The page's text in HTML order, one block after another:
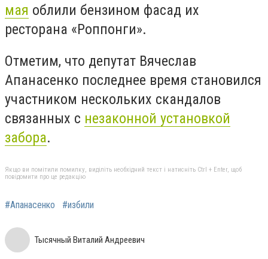
мая облили бензином фасад их
ресторана «Роппонги».
Отметим, что депутат Вячеслав
Апанасенко последнее время становился
участником нескольких скандалов
связанных с незаконной установкой
забора.
Якщо ви помітили помилку, виділіть необхідний текст і натисніть Ctrl + Enter, щоб
повідомити про це редакцію
#Апанасенко #избили
Тысячный Виталий Андреевич